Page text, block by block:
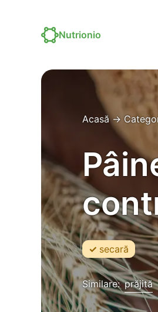
Nutrionio
Acasă→
secară
Similare:prăjită